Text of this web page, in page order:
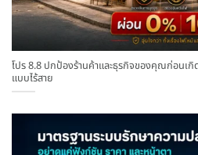
โปร 8.8 ปกป้องร้านค้าและธุรกิจของคุณก่อนเ
แบบไร้สาย